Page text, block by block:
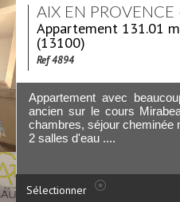
AIX EN
Appartement 131.01
(13100)
Ref 4894
Appartement avec
ancien sur le cours
chambres, séjour cheminée
2 salles d'eau ....
Sélectionner